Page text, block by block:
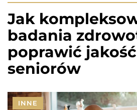
Jak
badania
poprawić
seniorów
INNE